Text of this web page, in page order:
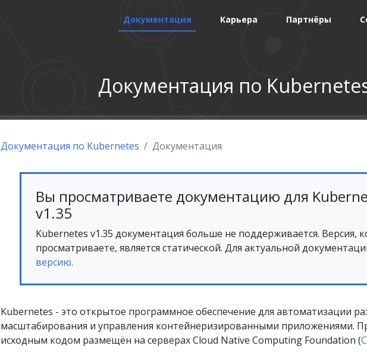
Документация Карьера Партнёры
Документация по
Документация по Kubernetes Документация
Вы просматриваете документацию для
v1.35
Kubernetes v1.35 документация больше не поддерживается. Версия,
просматриваете, является статической. Для актуальной
версию.
Kubernetes - это открытое программное обеспечение для автоматизации
масштабирования и управления контейнеризированными приложениями.
исходным кодом размещён на серверах Cloud Native Computing Foundation (